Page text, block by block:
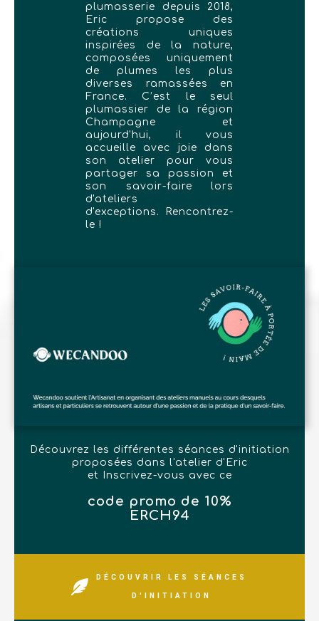
plumasserie depuis 2018,
Eric propose des
créations uniques
inspirées de la nature,
composées uniquement
de plumes les plus
diverses ramassées en
France. C’est le seul
plumassier de la région
Champagne et
aujourd'hui, il vous
accueille avec joie dans
son atelier pour vous
partager sa passion et
son savoir-faire lors
d'ateliers
d'exceptions. Rencontrez-
le !
Découvrez les différentes séances d'initiation
proposées dans l'atelier d'Eric
et Inscrivez-vous avec ce
code promo de 10%
ERCH94
DÉCOUVRIR LES SÉANCES
D'INITIATION